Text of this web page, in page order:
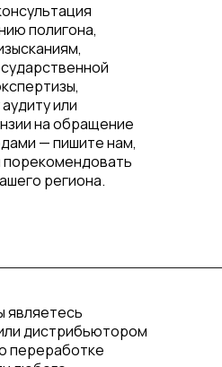
полигона,
или
на обращение
— пишите нам,
региона.
являетесь
дистрибьютором
переработке